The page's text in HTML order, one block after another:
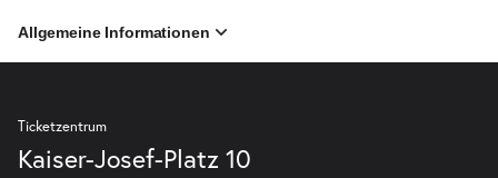
Allgemeine Informationen